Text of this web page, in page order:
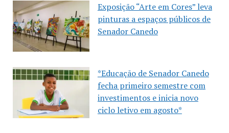
Exposição “Arte em Cores” leva
pinturas a espaços públicos de
Senador Canedo
*Educação de Senador Canedo
fecha primeiro semestre com
investimentos e inicia novo
ciclo letivo em agosto*